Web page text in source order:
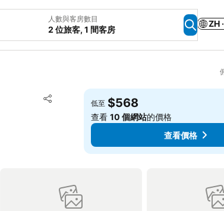
人數與客房數目
2 位旅客, 1 間客房
ZH
分享
放到收藏夾
低至 $568
查看10 個網站的價格
查看價格